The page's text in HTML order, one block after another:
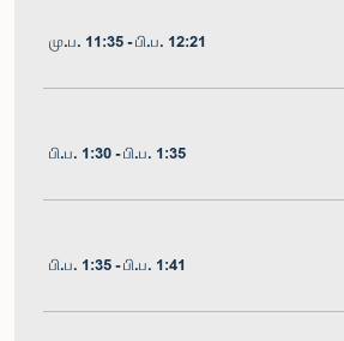
மு.ப. 11:35 - பி.ப. 12:21
பி.ப. 1:30 - பி.ப. 1:35
பி.ப. 1:35 - பி.ப. 1:41